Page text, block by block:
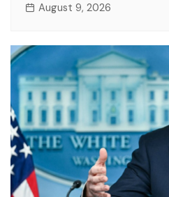
August 9, 2026